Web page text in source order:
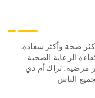
صحة وأكثر سعادة.
الرعاية الصحية
مرضية. تراك أم دي
الناس